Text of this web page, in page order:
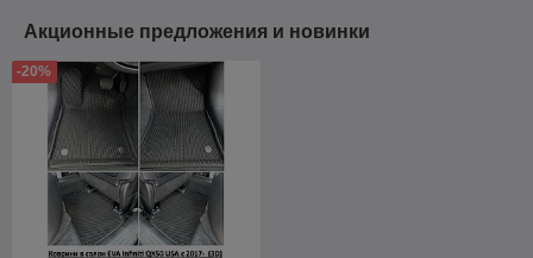
Акционные предложения и новинки
-20%